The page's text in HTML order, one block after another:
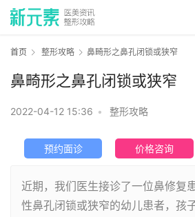
首页 整形攻略 鼻畸形之鼻孔闭锁或狭窄
鼻畸形之鼻孔闭锁或狭窄
2022-04-12 15:36 • 整形攻略
预约面诊 价格咨询
近期，我们医生接诊了一位鼻修复
性鼻孔闭锁或狭窄的幼儿患者，孩